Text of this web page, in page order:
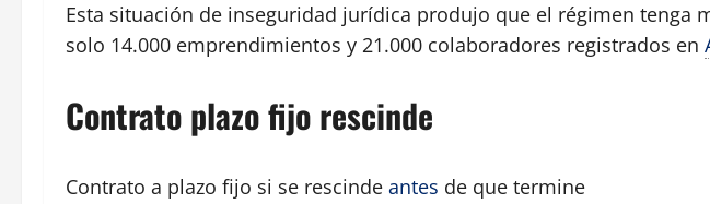
Esta situación de inseguridad jurídica produjo que el régimen tenga
solo 14.000 emprendimientos y 21.000 colaboradores registrados en
Contrato plazo fijo rescinde
Contrato a plazo fijo si se rescinde antes de que termine